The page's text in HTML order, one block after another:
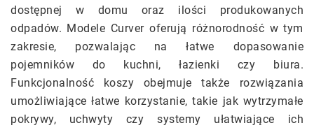
dostępnej w domu oraz ilości produkowanych
odpadów. Modele Curver oferują różnorodność w tym
zakresie, pozwalając na łatwe dopasowanie
pojemników do kuchni, łazienki czy biura.
Funkcjonalność koszy obejmuje także rozwiązania
umożliwiające łatwe korzystanie, takie jak wytrzymałe
pokrywy, uchwyty czy systemy ułatwiające ich